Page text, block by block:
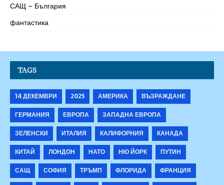
САЩ – България
фантастика
TAGS
14 ДЕКЕМВРИ 2025 АМЕРИКА
ВЪЗРАЖДАНЕ
ГЕРМАНИЯ
ЕВРОПА
ЗАПАДНА ЕВРОПА
ЗЕЛЕНСКИ
ИТАЛИЯ КАЛИФОРНИЯ
КАНАДА
КИТАЙ
ЛОНДОН НАТО НЮ ЙОРК
ПУТИН
САЩ
СОФИЯ ТРЪМП ФЛОРИДА
ФРАНЦИЯ